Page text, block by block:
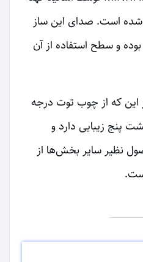
شده است. صدای این ساز
و سطح استفاده از آن
این که از چوب توت درجه
پنج زیبایی دارد و
نظیر سایر بخش‌ها از